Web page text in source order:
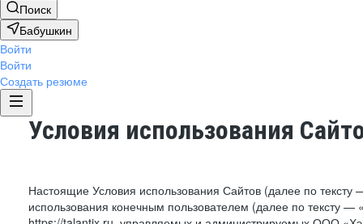
Поиск
Бабушкин
Войти
Войти
Создать резюме
Условия использования
Настоящие Условия использования Сайтов (далее по
использования конечным пользователем (далее по тексту